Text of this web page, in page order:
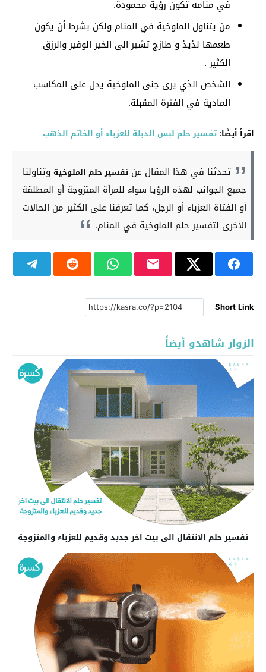
في منامه تكون رؤية محمودة.
من يتناول الملوخية في المنام ولكن بشرط أن يكون
طعمها لذيذ و طازج تشير الى الخير الوفير والرزق
الكثير .
الشخص الذي يرى جنى الملوخية يدل على المكاسب
المادية في الفترة المقبلة.
اقرأ أيضًا: تفسير حلم لبس الدبلة للعزباء أو الخاتم الذهب
تحدثنا في هذا المقال عنتفسير حلم الملوخية وتناولنا
جميع الجوانب لهذه الرؤيا سواء للمرأة المتزوجة أو المطلقة
أو الفتاة العزباء أو الرجل، كما تعرفنا على الكثير من الحالات
الأخرى لتفسير حلم الملوخية في المنام.
Short Link
الزوار شاهدو أيضاً
تفسير حلم الانتقال الى بيت اخر جديد وقديم للعزباء والمتزوجة